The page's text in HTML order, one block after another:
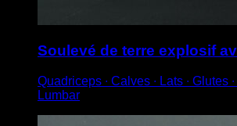
Soulevé de terre explosif
Quadriceps ∙ Calves ∙ Lats ∙ Glutes
Lumbar